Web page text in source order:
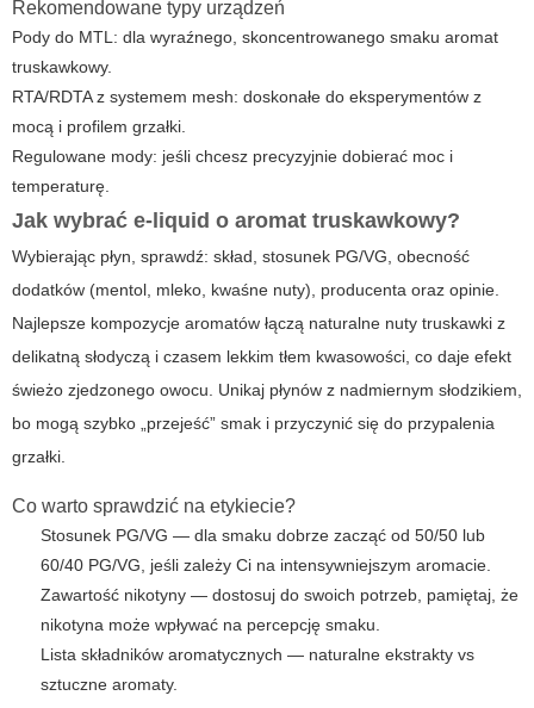
Rekomendowane typy urządzeń
Pody do MTL: dla wyraźnego, skoncentrowanego smaku aromat
truskawkowy.
RTA/RDTA z systemem mesh: doskonałe do eksperymentów z
mocą i profilem grzałki.
Regulowane mody: jeśli chcesz precyzyjnie dobierać moc i
temperaturę.
Jak wybrać e-liquid o aromat truskawkowy?
Wybierając płyn, sprawdź: skład, stosunek PG/VG, obecność
dodatków (mentol, mleko, kwaśne nuty), producenta oraz opinie.
Najlepsze kompozycje aromatów łączą naturalne nuty truskawki z
delikatną słodyczą i czasem lekkim tłem kwasowości, co daje efekt
świeżo zjedzonego owocu. Unikaj płynów z nadmiernym słodzikiem,
bo mogą szybko „przejeść” smak i przyczynić się do przypalenia
grzałki.
Co warto sprawdzić na etykiecie?
Stosunek PG/VG — dla smaku dobrze zacząć od 50/50 lub
60/40 PG/VG, jeśli zależy Ci na intensywniejszym aromacie.
Zawartość nikotyny — dostosuj do swoich potrzeb, pamiętaj, że
nikotyna może wpływać na percepcję smaku.
Lista składników aromatycznych — naturalne ekstrakty vs
sztuczne aromaty.